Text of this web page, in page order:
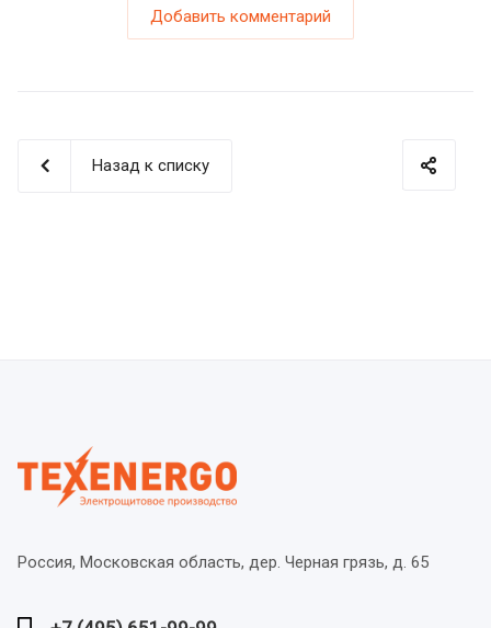
Добавить комментарий
Назад к списку
Россия, Московская область, дер. Черная грязь, д. 65